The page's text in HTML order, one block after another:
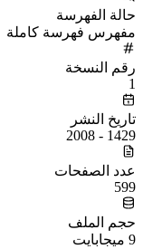
حالة الفهرسة
مفهرس فهرسة كاملة
رقم النسخة
1
تاريخ النشر
1429 - 2008
عدد الصفحات
599
حجم الملف
9 ميجابايت